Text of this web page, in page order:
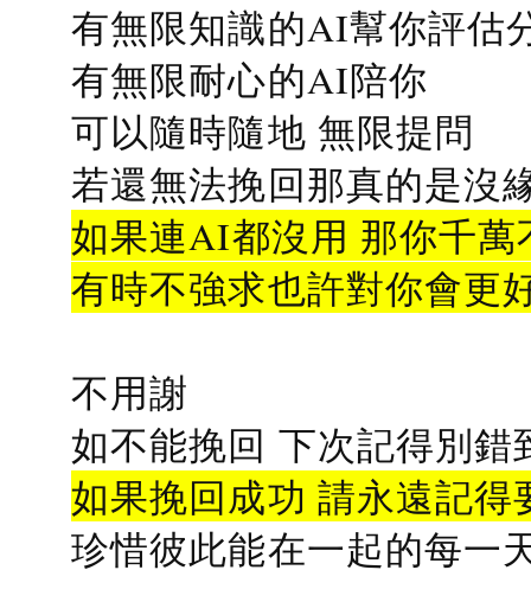
有無限知識的AI幫你評估
有無限耐心的AI陪你
可以隨時隨地 無限提問
若還無法挽回那真的是沒
如果連AI都沒用 那你千
有時不強求也許對你會更
不用謝
如不能挽回 下次記得別錯
如果挽回成功 請永遠記得
珍惜彼此能在一起的每一